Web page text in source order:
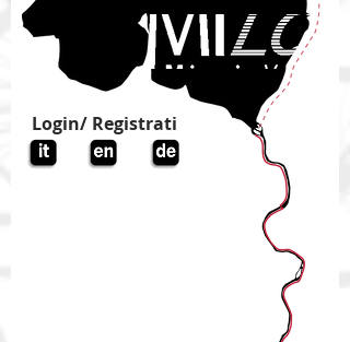
Login/ Registrati